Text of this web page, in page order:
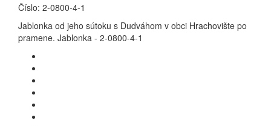
Číslo: 2-0800-4-1
Jablonka od jeho sútoku s Dudváhom v obci Hrachovište po
pramene. Jablonka - 2-0800-4-1